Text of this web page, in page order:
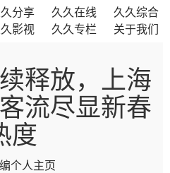
分享 久久在线
久久综合
影视 久久专栏 关于我们
释放，上海
流尽显新春
度
个人主页